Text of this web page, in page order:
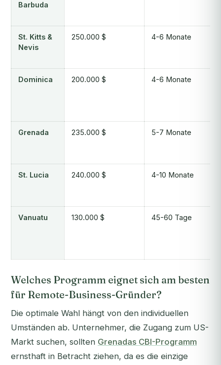
Barbuda
St. Kitts &
Nevis
250.000 $ 4-6 Monate
Dominica 200.000 $ 4-6 Monate
Grenada 235.000 $ 5-7 Monate
St. Lucia 240.000 $ 4-10 Monate
Vanuatu 130.000 $ 45-60 Tage
Welches Programm eignet sich am besten
für Remote-Business-Gründer?
Die optimale Wahl hängt von den individuellen
Umständen ab. Unternehmer, die Zugang zum US-
Markt suchen, sollten Grenadas CBI-Programm
ernsthaft in Betracht ziehen, da es die einzige